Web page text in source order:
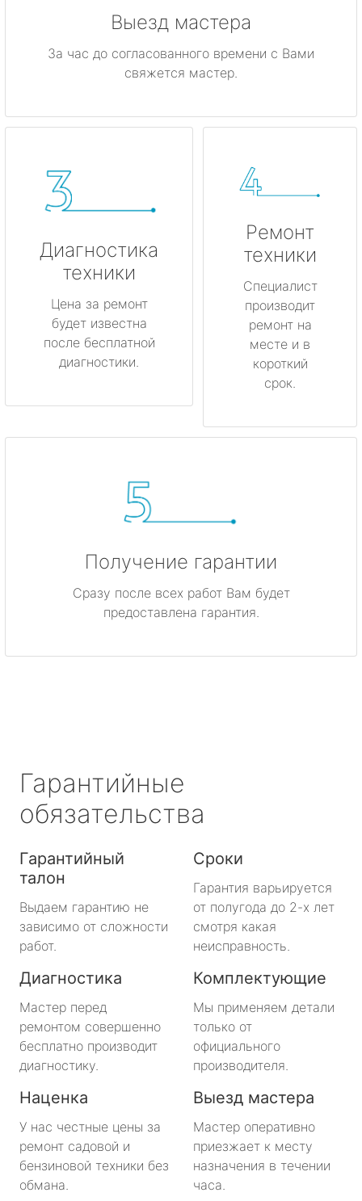
Выезд мастера
За час до согласованного времени с Вами
свяжется мастер.
Диагностика
техники
Цена за ремонт
будет известна
после бесплатной
диагностики.
Ремонт
техники
Специалист
производит
ремонт на
месте и в
короткий
срок.
Получение гарантии
Сразу после всех работ Вам будет
предоставлена гарантия.
Гарантийные
обязательства
Гарантийный
талон
Выдаем гарантию не
зависимо от сложности
работ.
Сроки
Гарантия варьируется
от полугода до 2-х лет
смотря какая
неисправность.
Диагностика
Мастер перед
ремонтом совершенно
бесплатно производит
диагностику.
Комплектующие
Мы применяем детали
только от
официального
производителя.
Наценка
У нас честные цены за
ремонт садовой и
бензиновой техники без
обмана.
Выезд мастера
Мастер оперативно
приезжает к месту
назначения в течении
часа.